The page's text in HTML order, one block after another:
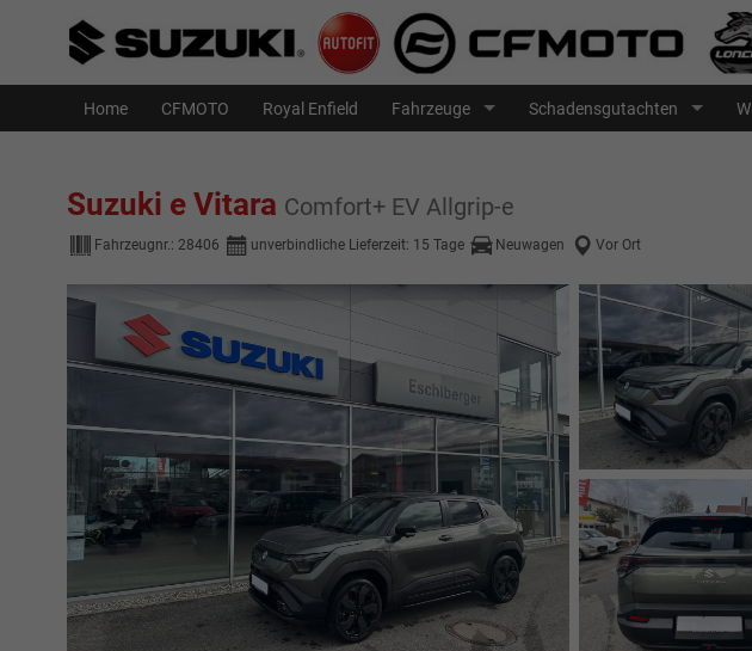
Home CFMOTO Royal Enfield Fahrzeuge Schadensgutachten
Suzuki e Vitara Comfort+ EV Allgrip-e
Fahrzeugnr.: 28406 unverbindliche Lieferzeit: 15 Tage Neuwagen Vor Ort